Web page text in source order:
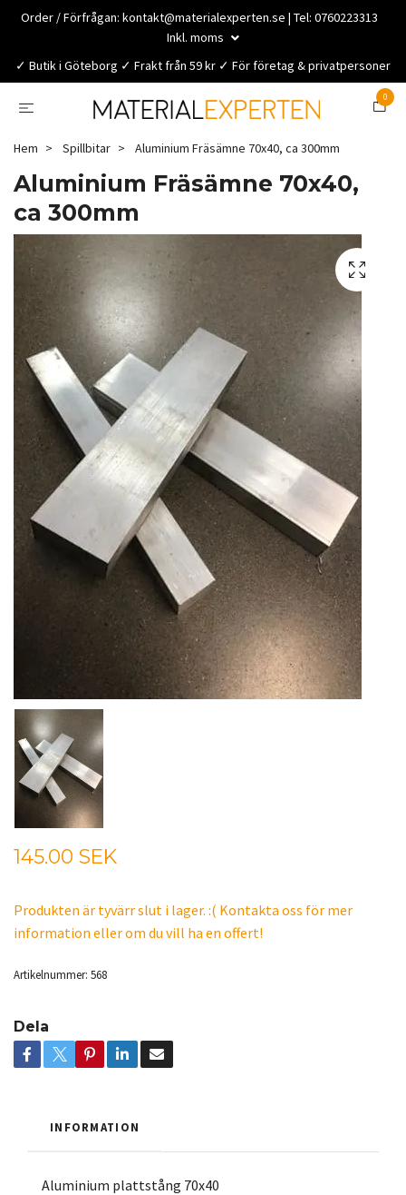
Order / Förfrågan: kontakt@materialexperten.se | Tel: 0760223313
Inkl. moms
✓ Butik i Göteborg ✓ Frakt från 59 kr ✓ För företag & privatpersoner
0
Hem Spillbitar Aluminium Fräsämne 70x40, ca 300mm
Aluminium Fräsämne 70x40,
ca 300mm
145.00 SEK
Produkten är tyvärr slut i lager. :( Kontakta oss för mer
information eller om du vill ha en offert!
Artikelnummer: 568
Dela
INFORMATION
Aluminium plattstång 70x40